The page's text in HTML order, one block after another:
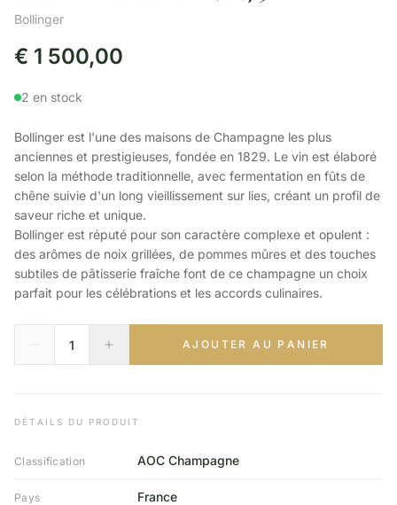
Bollinger
€ 1 500,00
2 en stock
Bollinger est l'une des maisons de Champagne les plus
anciennes et prestigieuses, fondée en 1829. Le vin est élaboré
selon la méthode traditionnelle, avec fermentation en fûts de
chêne suivie d'un long vieillissement sur lies, créant un profil de
saveur riche et unique.
Bollinger est réputé pour son caractère complexe et opulent :
des arômes de noix grillées, de pommes mûres et des touches
subtiles de pâtisserie fraîche font de ce champagne un choix
parfait pour les célébrations et les accords culinaires.
AJOUTER AU PANIER
DÉTAILS DU PRODUIT
Classification AOC Champagne
Pays France